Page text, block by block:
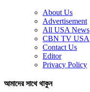
About Us
Advertisement
All USA News
CBN TV USA
Contact Us
Editor
Privacy Policy
আমাদের সাথে থাকুন